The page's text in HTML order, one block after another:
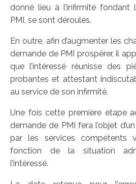
donné lieu à l’infirmité fondant
PMI, se sont déroulés.
En outre, afin d’augmenter les
demande de PMI prospérer, il
que l’intéressé réunisse des
probantes et attestant
au service de son infirmité.
Une fois cette première étape
demande de PMI fera l’objet
par les services compétents
fonction de la situation
l’intéressé.